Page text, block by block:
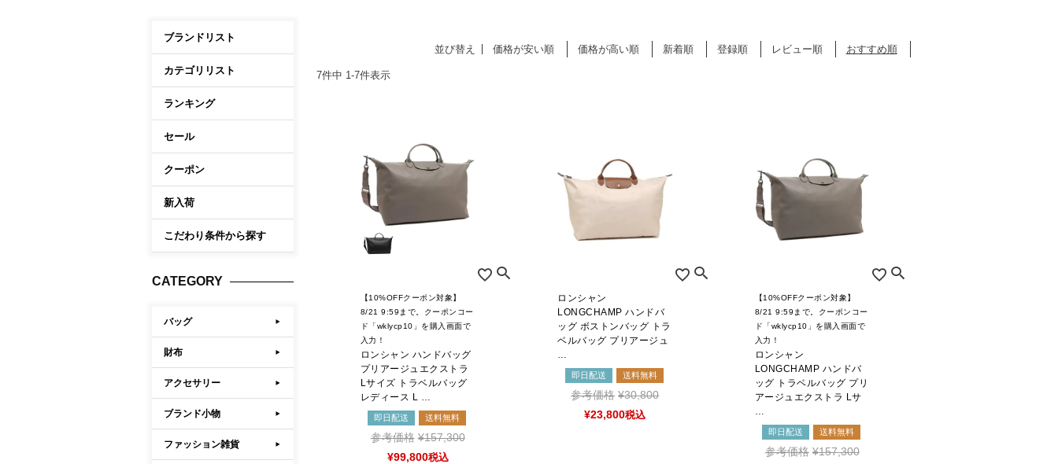
こだわり条件から探す
会員ランクについて
ご利用ガイド
ブランドリスト
カテゴリリスト
ランキング
セール
クーポン
新入荷
こだわり条件から探す
CATEGORY
バッグ
財布
アクセサリー
ブランド小物
ファッション雑貨
並び替え 価格が安い順 価格が高い順 新着順 登録順 レビュー順 おすすめ順
7件中 1-7件表示
【10%OFFクーポン対象】
8/21 9:59まで。クーポンコー
ド「wklycp10」を購入画面で
入力！
ロンシャン ハンドバッグ
プリアージュエクストラ
Lサイズ トラベルバッグ
レディース L …
即日配送 送料無料
参考価格 ¥157,300
¥99,800税込
ロンシャン
LONGCHAMP ハンドバ
ッグ ボストンバッグ トラ
ベルバッグ プリアージュ
…
即日配送 送料無料
参考価格 ¥30,800
¥23,800税込
【10%OFFクーポン対象】
8/21 9:59まで。クーポンコー
ド「wklycp10」を購入画面で
入力！
ロンシャン
LONGCHAMP ハンドバ
ッグ トラベルバッグ プリ
アージュエクストラ Lサ
…
即日配送 送料無料
参考価格 ¥157,300